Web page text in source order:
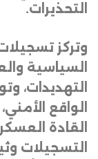
التحذيرات.
وتركز
السياسية
التهديدات،
الواقع
القادة
التسجيلات